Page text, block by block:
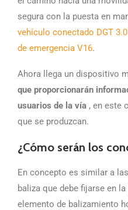
segura con la puesta en
vehículo conectado DGT 3.0
de emergencia V16.
Ahora llega un dispositivo
que proporcionarán
usuarios de la vía , en este
que se produzcan.
¿Cómo serán los
En concepto es similar a las
baliza que debe fijarse en
elemento de balizamiento